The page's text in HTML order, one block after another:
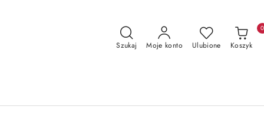
Szukaj Moje konto Ulubione Koszyk
0